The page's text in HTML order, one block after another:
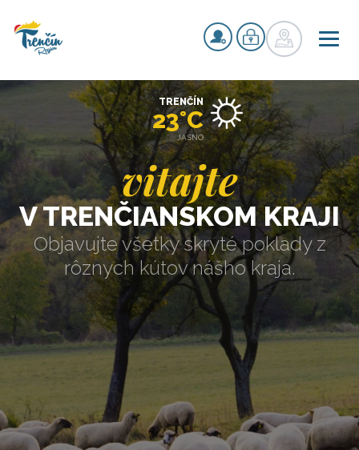
vitajte
V TRENČIANSKOM KRAJI
Objavujte všetky skryté poklady z
rôznych kútov nášho kraja.
TRENČÍN
23°C
JASNO